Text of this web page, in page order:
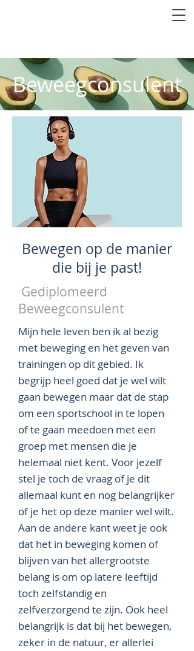
Beweegconsulent
Bewegen op de manier
die bij je past!
Gediplomeerd
Beweegconsulent
Mijn hele leven ben ik al bezig
met beweging en het geven van
trainingen op dit gebied. Ik
begrijp heel goed dat je wel wilt
gaan bewegen maar dat de stap
om een sportschool in te lopen
of te gaan meedoen met een
groep met mensen die je
helemaal niet kent. Voor jezelf
stel je toch de vraag of je dit
allemaal kunt en nog belangrijker
of je het op deze manier wel wilt.
Aan de andere kant weet je ook
dat het in beweging komen of
blijven van het allergrootste
belang is om op latere leeftijd
toch zelfstandig en
zelfverzorgend te zijn. Ook heel
belangrijk is dat bij het bewegen,
zeker in de natuur, er allerlei